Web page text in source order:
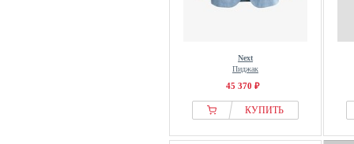
Next
Пиджак
45 370 ₽
КУПИТЬ